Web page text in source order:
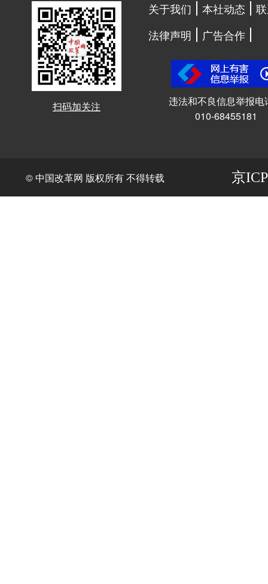
扫码加关注
关于我们 本社动态
法律声明
广告合作
违法和不良信息举报电
010-68455181
© 中国改革网 版权所有 不得转载 京